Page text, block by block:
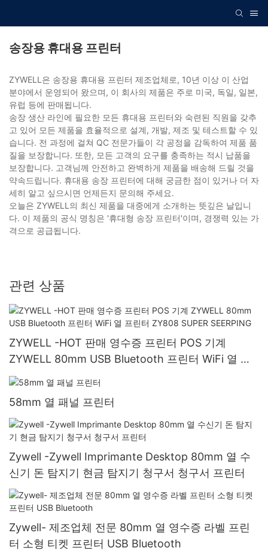
송장용 휴대용 프린터
ZYWELL은 송장용 휴대용 프린터 제조업체로, 10년 이상 이 산업
분야에서 운영되어 왔으며, 이 회사의 제품은 주로 미국, 독일, 일본,
유럽 등에 판매됩니다.
송장 생산 라인에 필요한 모든 휴대용 프린터와 숙련된 직원을 갖추
고 있어 모든 제품을 효율적으로 설계, 개발, 제조 및 테스트할 수 있
습니다. 전 과정에 걸쳐 QC 전문가들이 각 공정을 감독하여 제품 품
질을 보장합니다. 또한, 모든 고객의 요구를 충족하는 적시 납품을
보장합니다. 고객님께 안전하고 완벽하게 제품을 배송해 드릴 것을
약속드립니다. 휴대용 송장 프린터에 대해 궁금한 점이 있거나 더 자
세히 알고 싶으시면 언제든지 문의해 주세요.
오늘은 ZYWELL의 최신 제품을 대중에게 소개하는 뜻깊은 날입니
다. 이 제품의 공식 명칭은 '휴대형 송장 프린터'이며, 경쟁력 있는 가
격으로 공급됩니다.
관련 상품
ZYWELL -HOT 판매 영수증 프린터 POS 기계
ZYWELL 80mm USB Bluetooth 프린터 WiFi 열 프
린터 ZY808 SUPER SEERPING
58mm 열 패널 프린터
Zywell -Zywell Imprimante Desktop 80mm 열 수
신기 돈 탐지기 현금 탐지기 청구서 청구서 프린터
Zywell- 제조업체 전문 80mm 열 영수증 라벨 프린
터 소형 티켓 프린터 USB Bluetooth